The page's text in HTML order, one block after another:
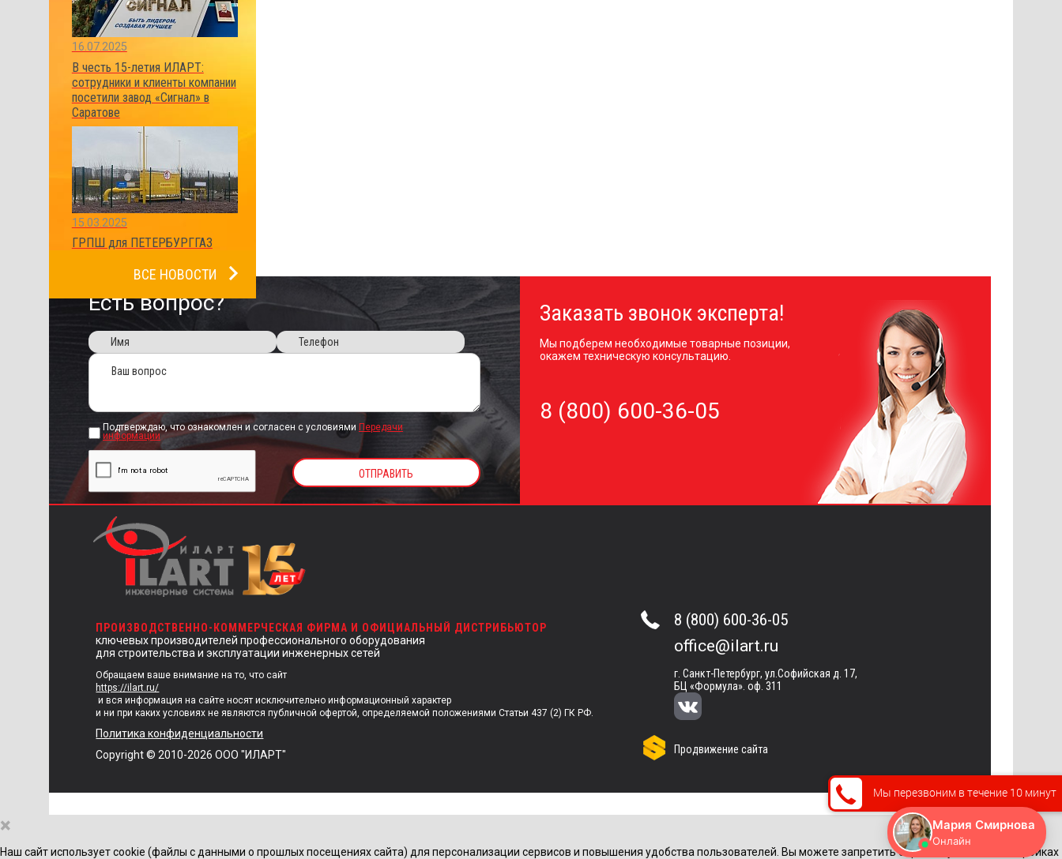
16.07.2025
В честь 15-летия ИЛАРТ:
сотрудники и клиенты компании
посетили завод «Сигнал» в
Саратове
15.03.2025
ГРПШ для ПЕТЕРБУРГГАЗ
ВСЕ НОВОСТИ
Есть вопрос?
Подтверждаю, что ознакомлен и согласен с условиями Передачи
информации
Заказать звонок эксперта!
Мы подберем необходимые товарные позиции,
окажем техническую консультацию.
8 (800) 600-36-05
ПРОИЗВОДСТВЕННО-КОММЕРЧЕСКАЯ ФИРМА И ОФИЦИАЛЬНЫЙ ДИСТРИБЬЮТОР
ключевых производителей профессионального оборудования
для строительства и эксплуатации инженерных сетей
Обращаем ваше внимание на то, что сайт
https://ilart.ru/
и вся информация на сайте носят исключительно информационный характер
и ни при каких условиях не являются публичной офертой, определяемой положениями Статьи 437 (2) ГК РФ.
Политика конфиденциальности
Copyright © 2010-2026 ООО "ИЛАРТ"
8 (800) 600-36-05
office@ilart.ru
г. Санкт-Петербург, ул.Софийская д. 17,
БЦ «Формула». оф. 311
Продвижение сайта
×
Наш сайт использует cookie (файлы с данными о прошлых посещениях сайта) для персонализации сервисов и повышения удобства пользователей. Вы можете запретить обработку cookie в настройках
Мы перезвоним в течение 10 минут